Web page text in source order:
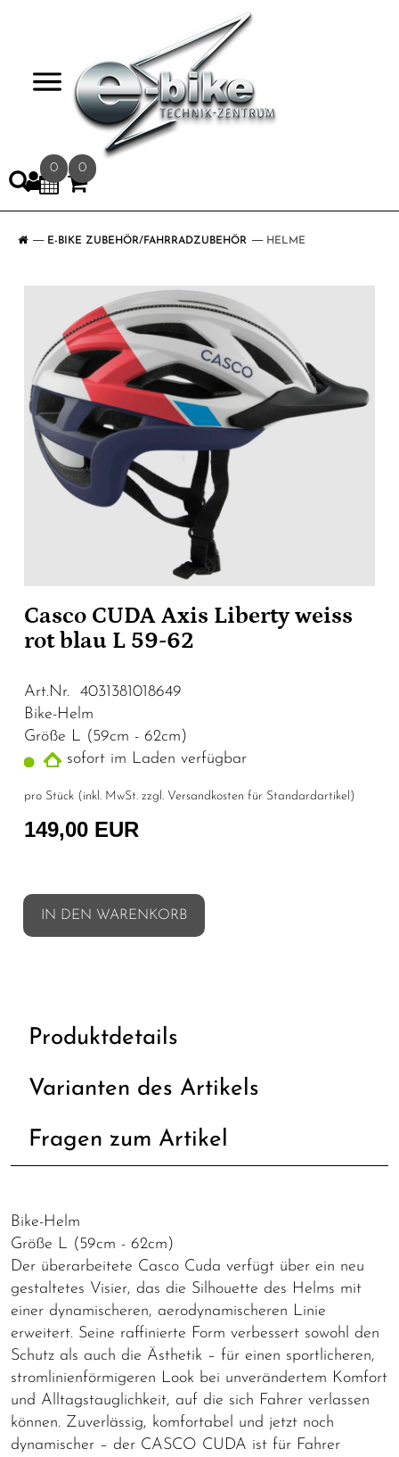
0 0
E-BIKE ZUBEHÖR/FAHRRADZUBEHÖR HELME
Casco CUDA Axis Liberty weiss
rot blau L 59-62
Art.Nr. 4031381018649
Bike-Helm
Größe L (59cm - 62cm)
sofort im Laden verfügbar
pro Stück (inkl. MwSt. zzgl. Versandkosten für Standardartikel )
149,00 EUR
IN DEN WARENKORB
Produktdetails
Varianten des Artikels
Fragen zum Artikel
Bike-Helm
Größe L (59cm - 62cm)
Der überarbeitete Casco Cuda verfügt über ein neu
gestaltetes Visier, das die Silhouette des Helms mit
einer dynamischeren, aerodynamischeren Linie
erweitert. Seine raffinierte Form verbessert sowohl den
Schutz als auch die Ästhetik – für einen sportlicheren,
stromlinienförmigeren Look bei unverändertem Komfort
und Alltagstauglichkeit, auf die sich Fahrer verlassen
können. Zuverlässig, komfortabel und jetzt noch
dynamischer – der CASCO CUDA ist für Fahrer